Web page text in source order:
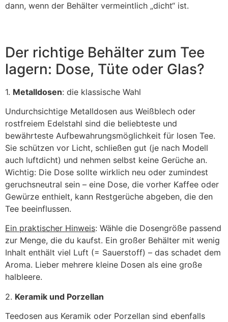
dann, wenn der Behälter vermeintlich „dicht“ ist.
Der richtige Behälter zum Tee
lagern: Dose, Tüte oder Glas?
1. Metalldosen: die klassische Wahl
Undurchsichtige Metalldosen aus Weißblech oder
rostfreiem Edelstahl sind die beliebteste und
bewährteste Aufbewahrungsmöglichkeit für losen Tee.
Sie schützen vor Licht, schließen gut (je nach Modell
auch luftdicht) und nehmen selbst keine Gerüche an.
Wichtig: Die Dose sollte wirklich neu oder zumindest
geruchsneutral sein – eine Dose, die vorher Kaffee oder
Gewürze enthielt, kann Restgerüche abgeben, die den
Tee beeinflussen.
Ein praktischer Hinweis: Wähle die Dosengröße passend
zur Menge, die du kaufst. Ein großer Behälter mit wenig
Inhalt enthält viel Luft (= Sauerstoff) – das schadet dem
Aroma. Lieber mehrere kleine Dosen als eine große
halbleere.
2. Keramik und Porzellan
Teedosen aus Keramik oder Porzellan sind ebenfalls